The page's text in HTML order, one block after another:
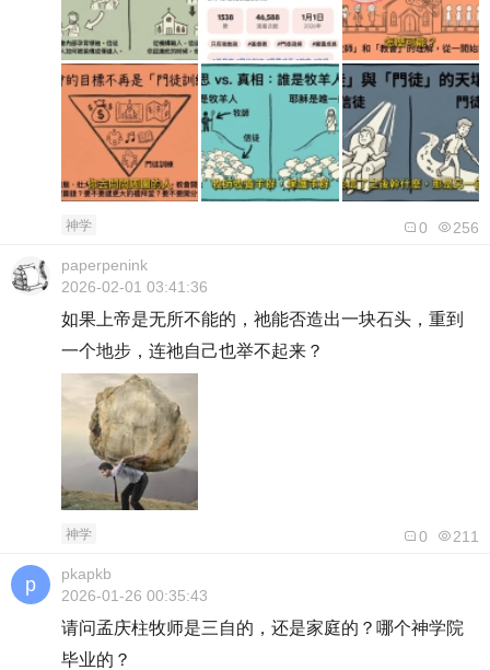
神学 0 256
paperpenink
2026-02-01 03:41:36
如果上帝是无所不能的，祂能否造出一块石头，重到
一个地步，连祂自己也举不起来？
神学 0 211
pkapkb
2026-01-26 00:35:43
请问孟庆柱牧师是三自的，还是家庭的？哪个神学院
毕业的？